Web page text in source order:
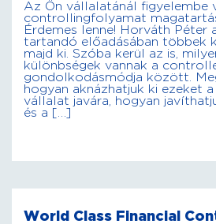
Az Ön vállalatánál figyelembe
controllingfolyamat
Érdemes lenne! Horváth Péter
tartandó előadásában többek
majd ki. Szóba kerül az is,
különbségek vannak a
gondolkodásmódja között.
hogyan aknázhatjuk ki ezeket
vállalat javára, hogyan
és a […]
World Class Financial